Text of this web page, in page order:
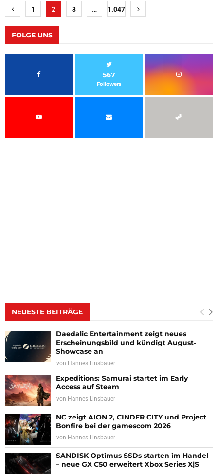
Seitennummerierung
der
Beiträge
1 2 3 … 1.047
FOLGE UNS
567
Followers
NEUESTE BEITRÄGE
Daedalic Entertainment zeigt neues
Erscheinungsbild und kündigt August-
Showcase an
von Hannes Linsbauer
Expeditions: Samurai startet im Early
Access auf Steam
von Hannes Linsbauer
NC zeigt AION 2, CINDER CITY und Project
Bonfire bei der gamescom 2026
von Hannes Linsbauer
SANDISK Optimus SSDs starten im Handel
– neue GX C50 erweitert Xbox Series X|S